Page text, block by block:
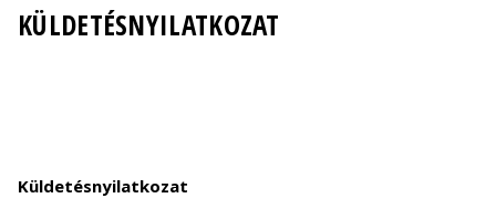
KÜLDETÉSNYILATKOZAT
Küldetésnyilatkozat